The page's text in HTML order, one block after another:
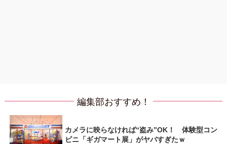
編集部おすすめ！
カメラに映らなければ“盗み”OK！ 体験型コン
ビニ「ギガマート展」がヤバすぎたｗ